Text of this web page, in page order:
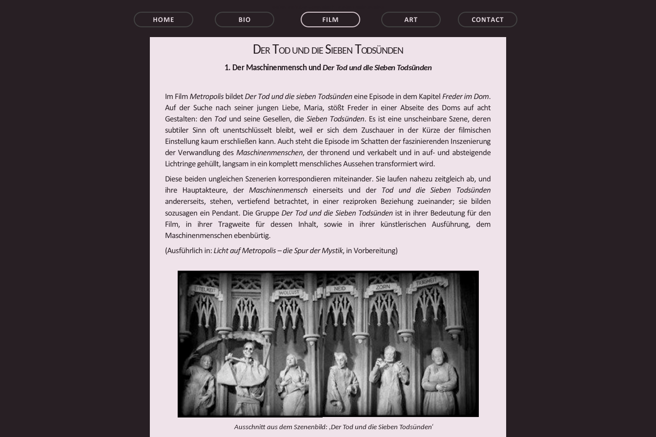
Der Tod und die Sieben Todsünden
1. Der Maschinenmensch und Der Tod und die Sieben Todsünden
Ausschnitt aus dem Szenenbild: ,Der Tod und die Sieben Todsünden‘